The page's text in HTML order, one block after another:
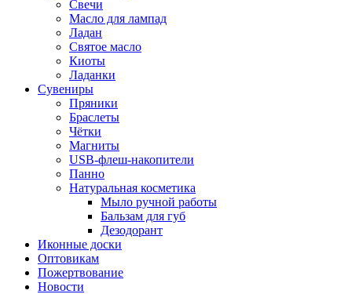
Свечи
Масло для лампад
Ладан
Святое масло
Киоты
Ладанки
Сувениры
Пряники
Браслеты
Чётки
Магниты
USB-флеш-накопители
Панно
Натуральная косметика
Мыло ручной работы
Бальзам для губ
Дезодорант
Иконные доски
Оптовикам
Пожертвование
Новости